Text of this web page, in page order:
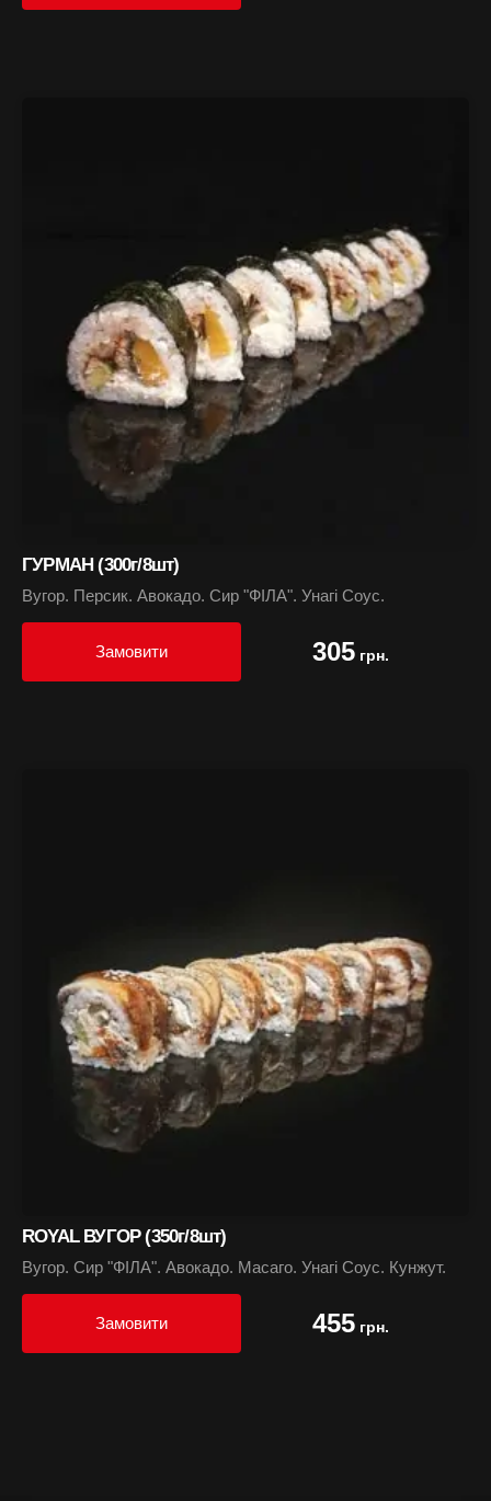
ГУРМАН (300г/8шт)
Вугор. Персик. Авокадо. Сир "ФІЛА". Унагі Соус.
Замовити 305грн.
ROYAL ВУГОР (350г/8шт)
Вугор. Сир "ФІЛА". Авокадо. Масаго. Унагі Соус. Кунжут.
Замовити 455грн.